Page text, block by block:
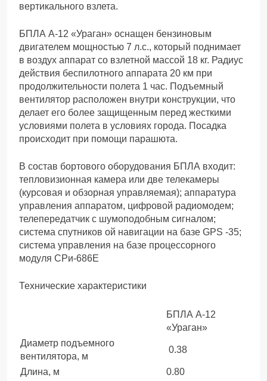
вертикального взлета.
БПЛА А-12 «Ураган» оснащен бензиновым
двигателем мощностью 7 л.с., который поднимает
в воздух аппарат со взлетной массой 18 кг. Радиус
действия беспилотного аппарата 20 км при
продолжительности полета 1 час. Подъемный
вентилятор расположен внутри конструкции, что
делает его более защищенным перед жесткими
условиями полета в условиях города. Посадка
происходит при помощи парашюта.
В состав бортового оборудования БПЛА входит:
тепловизионная камера или две телекамеры
(курсовая и обзорная управляемая); аппаратура
управления аппаратом, цифровой радиомодем;
телепередатчик с шумоподобным сигналом;
система спутников ой навигации на базе GPS -35;
система управления на базе процессорного
модуля СРи-686Е
Технические характеристики
БПЛА А-12
«Ураган»
Диаметр подъемного
вентилятора, м
0.38
Длина, м
0.80